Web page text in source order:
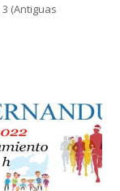
(Antiguas